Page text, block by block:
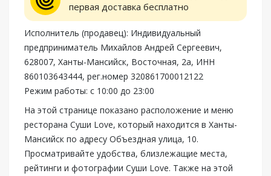
первая доставка бесплатно
Исполнитель (продавец): Индивидуальный
предприниматель Михайлов Андрей Сергеевич,
628007, Ханты-Мансийск, Восточная, 2а, ИНН
860103643444, рег.номер 320861700012122
Режим работы: с 10:00 до 23:00
На этой странице показано расположение и меню
ресторана Суши Love, который находится в Ханты-
Мансийск по адресу Объездная улица, 10.
Просматривайте удобства, близлежащие места,
рейтинги и фотографии Суши Love. Также на этой